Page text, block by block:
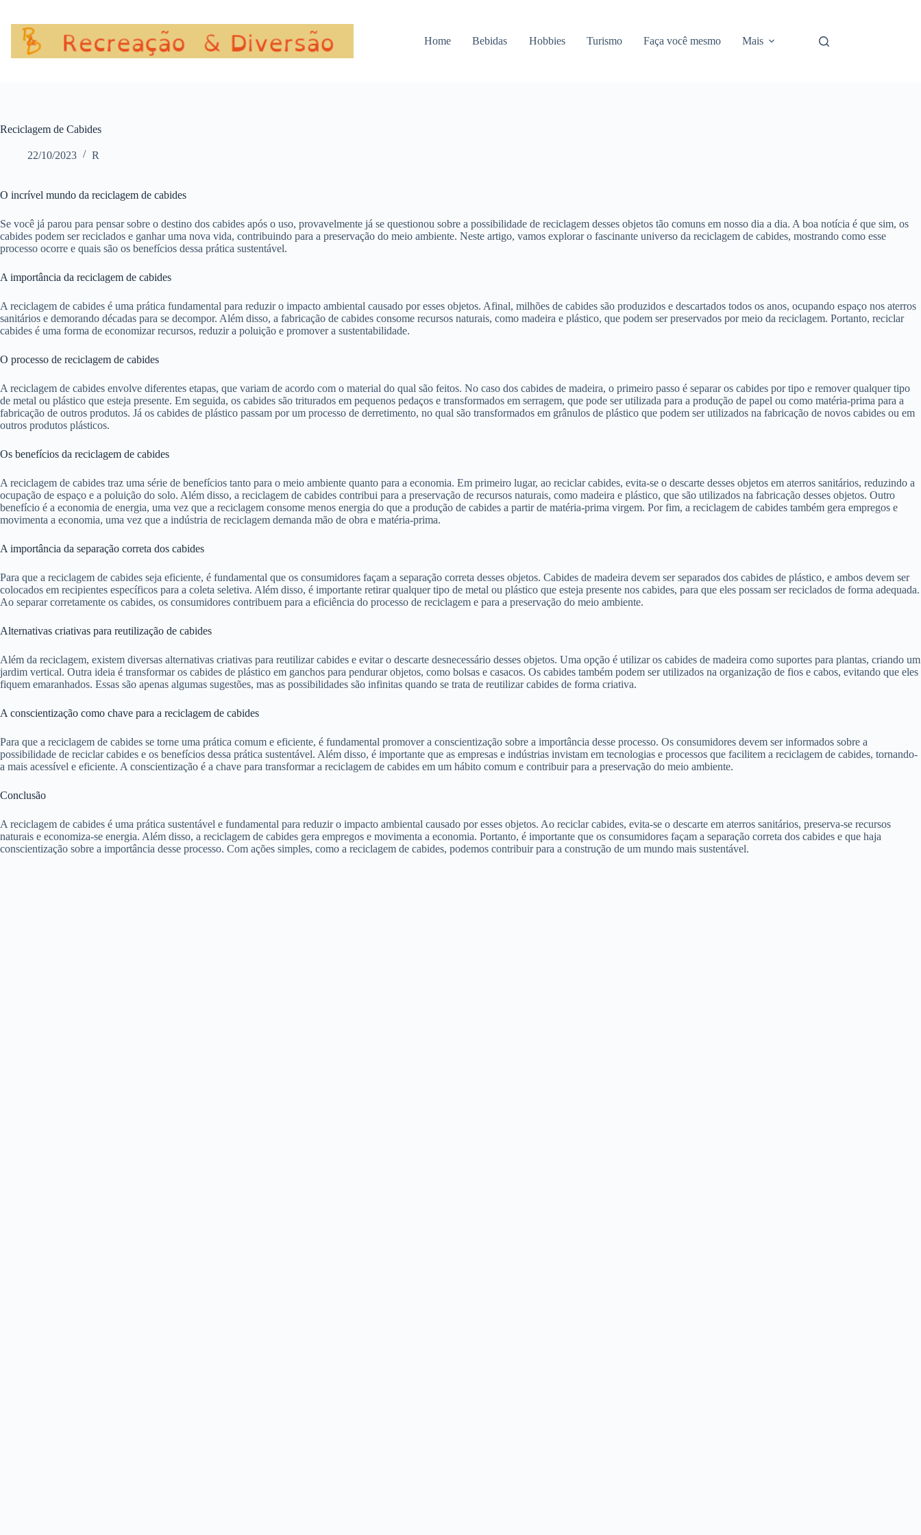
conteúdo
Home Bebidas Hobbies Turismo Faça você mesmo Mais
Reciclagem de Cabides
22/10/2023 R
O incrível mundo da reciclagem de cabides
Se você já parou para pensar sobre o destino dos cabides após o uso, provavelmente já se questionou sobre a possibilidade de reciclagem desses objetos tão comuns em nosso dia a dia. A boa notícia é que sim, os
cabides podem ser reciclados e ganhar uma nova vida, contribuindo para a preservação do meio ambiente. Neste artigo, vamos explorar o fascinante universo da reciclagem de cabides, mostrando como esse
processo ocorre e quais são os benefícios dessa prática sustentável.
A importância da reciclagem de cabides
A reciclagem de cabides é uma prática fundamental para reduzir o impacto ambiental causado por esses objetos. Afinal, milhões de cabides são produzidos e descartados todos os anos, ocupando espaço nos aterros
sanitários e demorando décadas para se decompor. Além disso, a fabricação de cabides consome recursos naturais, como madeira e plástico, que podem ser preservados por meio da reciclagem. Portanto, reciclar
cabides é uma forma de economizar recursos, reduzir a poluição e promover a sustentabilidade.
O processo de reciclagem de cabides
A reciclagem de cabides envolve diferentes etapas, que variam de acordo com o material do qual são feitos. No caso dos cabides de madeira, o primeiro passo é separar os cabides por tipo e remover qualquer tipo
de metal ou plástico que esteja presente. Em seguida, os cabides são triturados em pequenos pedaços e transformados em serragem, que pode ser utilizada para a produção de papel ou como matéria-prima para a
fabricação de outros produtos. Já os cabides de plástico passam por um processo de derretimento, no qual são transformados em grânulos de plástico que podem ser utilizados na fabricação de novos cabides ou em
outros produtos plásticos.
Os benefícios da reciclagem de cabides
A reciclagem de cabides traz uma série de benefícios tanto para o meio ambiente quanto para a economia. Em primeiro lugar, ao reciclar cabides, evita-se o descarte desses objetos em aterros sanitários, reduzindo a
ocupação de espaço e a poluição do solo. Além disso, a reciclagem de cabides contribui para a preservação de recursos naturais, como madeira e plástico, que são utilizados na fabricação desses objetos. Outro
benefício é a economia de energia, uma vez que a reciclagem consome menos energia do que a produção de cabides a partir de matéria-prima virgem. Por fim, a reciclagem de cabides também gera empregos e
movimenta a economia, uma vez que a indústria de reciclagem demanda mão de obra e matéria-prima.
A importância da separação correta dos cabides
Para que a reciclagem de cabides seja eficiente, é fundamental que os consumidores façam a separação correta desses objetos. Cabides de madeira devem ser separados dos cabides de plástico, e ambos devem ser
colocados em recipientes específicos para a coleta seletiva. Além disso, é importante retirar qualquer tipo de metal ou plástico que esteja presente nos cabides, para que eles possam ser reciclados de forma adequada.
Ao separar corretamente os cabides, os consumidores contribuem para a eficiência do processo de reciclagem e para a preservação do meio ambiente.
Alternativas criativas para reutilização de cabides
Além da reciclagem, existem diversas alternativas criativas para reutilizar cabides e evitar o descarte desnecessário desses objetos. Uma opção é utilizar os cabides de madeira como suportes para plantas, criando um
jardim vertical. Outra ideia é transformar os cabides de plástico em ganchos para pendurar objetos, como bolsas e casacos. Os cabides também podem ser utilizados na organização de fios e cabos, evitando que eles
fiquem emaranhados. Essas são apenas algumas sugestões, mas as possibilidades são infinitas quando se trata de reutilizar cabides de forma criativa.
A conscientização como chave para a reciclagem de cabides
Para que a reciclagem de cabides se torne uma prática comum e eficiente, é fundamental promover a conscientização sobre a importância desse processo. Os consumidores devem ser informados sobre a
possibilidade de reciclar cabides e os benefícios dessa prática sustentável. Além disso, é importante que as empresas e indústrias invistam em tecnologias e processos que facilitem a reciclagem de cabides, tornando-
a mais acessível e eficiente. A conscientização é a chave para transformar a reciclagem de cabides em um hábito comum e contribuir para a preservação do meio ambiente.
Conclusão
A reciclagem de cabides é uma prática sustentável e fundamental para reduzir o impacto ambiental causado por esses objetos. Ao reciclar cabides, evita-se o descarte em aterros sanitários, preserva-se recursos
naturais e economiza-se energia. Além disso, a reciclagem de cabides gera empregos e movimenta a economia. Portanto, é importante que os consumidores façam a separação correta dos cabides e que haja
conscientização sobre a importância desse processo. Com ações simples, como a reciclagem de cabides, podemos contribuir para a construção de um mundo mais sustentável.